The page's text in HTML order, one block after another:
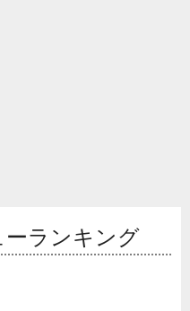
ーランキング